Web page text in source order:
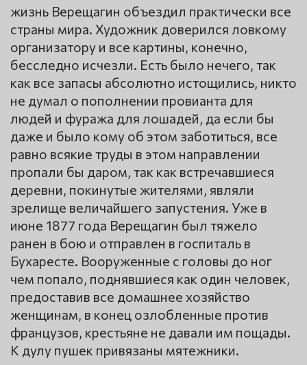
жизнь Верещагин объездил практически все
страны мира. Художник доверился ловкому
организатору и все картины, конечно,
бесследно исчезли. Есть было нечего, так
как все запасы абсолютно истощились, никто
не думал о пополнении провианта для
людей и фуража для лошадей, да если бы
даже и было кому об этом заботиться, все
равно всякие труды в этом направлении
пропали бы даром, так как встречавшиеся
деревни, покинутые жителями, являли
зрелище величайшего запустения. Уже в
июне 1877 года Верещагин был тяжело
ранен в бою и отправлен в госпиталь в
Бухаресте. Вооруженные с головы до ног
чем попало, поднявшиеся как один человек,
предоставив все домашнее хозяйство
женщинам, в конец озлобленные против
французов, крестьяне не давали им пощады.
К дулу пушек привязаны мятежники.